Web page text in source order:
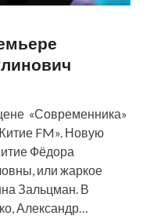
«Современника»
FM». Новую
Фёдора
или жаркое
Зальцман. В
Александр…